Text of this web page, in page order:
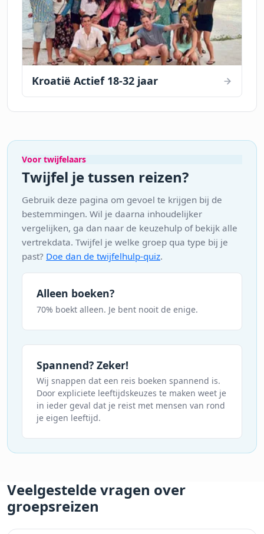
Kroatië Actief 18-32 jaar
Voor twijfelaars
Twijfel je tussen reizen?
Gebruik deze pagina om gevoel te krijgen bij de
bestemmingen. Wil je daarna inhoudelijker
vergelijken, ga dan naar de keuzehulp of bekijk alle
vertrekdata. Twijfel je welke groep qua type bij je
past? Doe dan de twijfelhulp-quiz.
Alleen boeken?
70% boekt alleen. Je bent nooit de enige.
Spannend? Zeker!
Wij snappen dat een reis boeken spannend is.
Door expliciete leeftijdskeuzes te maken weet je
in ieder geval dat je reist met mensen van rond
je eigen leeftijd.
Veelgestelde vragen over
groepsreizen